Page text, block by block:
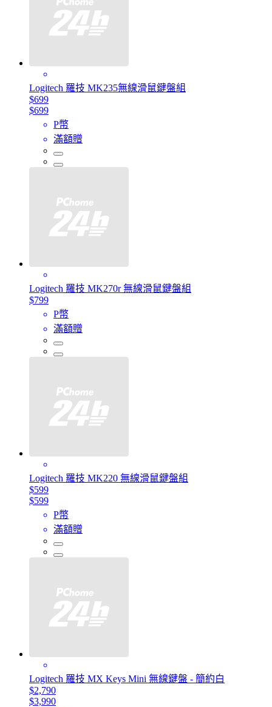
Logitech 羅技 MK235無線滑鼠鍵盤組
$699
$699
P幣
滿額贈
Logitech 羅技 MK270r 無線滑鼠鍵盤組
$799
P幣
滿額贈
Logitech 羅技 MK220 無線滑鼠鍵盤組
$599
$599
P幣
滿額贈
Logitech 羅技 MX Keys Mini 無線鍵盤 - 簡約白
$2,790
$3,990